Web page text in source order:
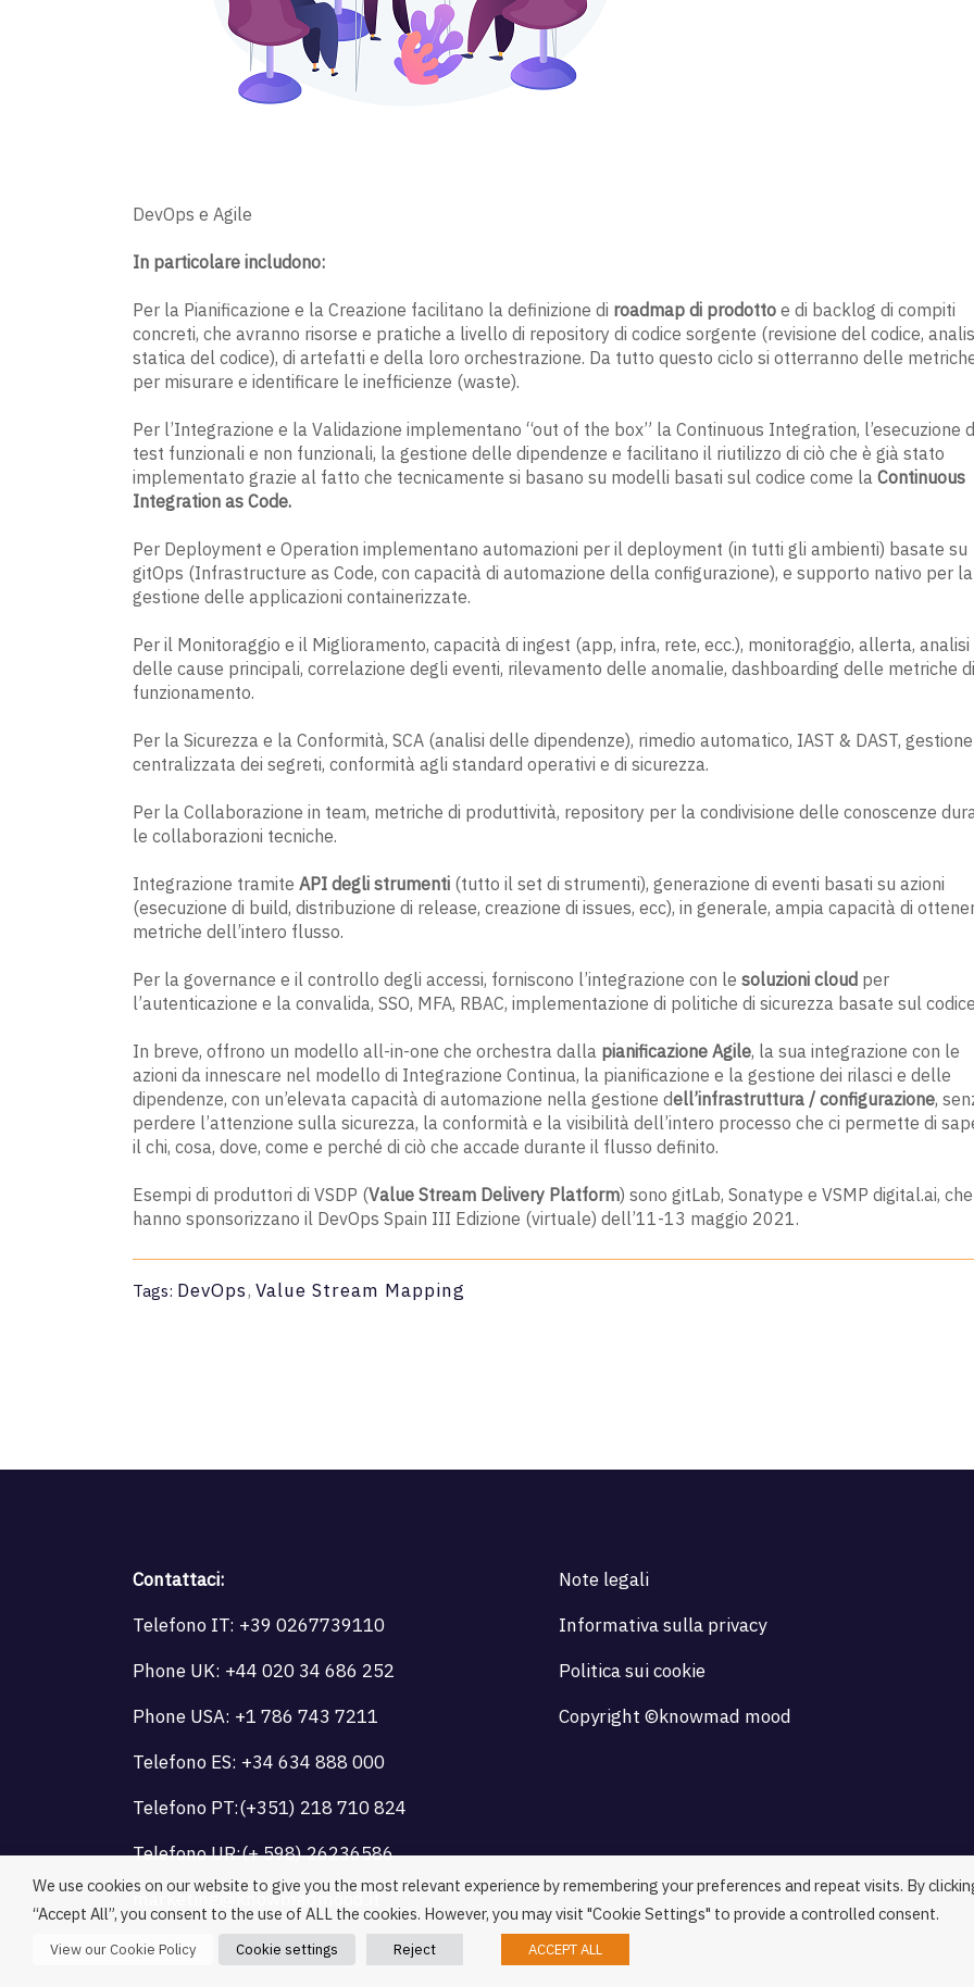
DevOps e Agile
In particolare includono:
Per la Pianificazione e la Creazione facilitano la definizione di roadmap di prodotto e di backlog di compiti
concreti, che avranno risorse e pratiche a livello di repository di codice sorgente (revisione del codice,
statica del codice), di artefatti e della loro orchestrazione. Da tutto questo ciclo si otterranno delle
per misurare e identificare le inefficienze (waste).
Per l’Integrazione e la Validazione implementano “out of the box” la Continuous Integration, l’esecuzione
test funzionali e non funzionali, la gestione delle dipendenze e facilitano il riutilizzo di ciò che è già stato
implementato grazie al fatto che tecnicamente si basano su modelli basati sul codice come la Continuous
Integration as Code.
Per Deployment e Operation implementano automazioni per il deployment (in tutti gli ambienti) basate su
gitOps (Infrastructure as Code, con capacità di automazione della configurazione), e supporto nativo per la
gestione delle applicazioni containerizzate.
Per il Monitoraggio e il Miglioramento, capacità di ingest (app, infra, rete, ecc.), monitoraggio, allerta, analisi
delle cause principali, correlazione degli eventi, rilevamento delle anomalie, dashboarding delle metriche di
funzionamento.
Per la Sicurezza e la Conformità, SCA (analisi delle dipendenze), rimedio automatico, IAST & DAST, gestione
centralizzata dei segreti, conformità agli standard operativi e di sicurezza.
Per la Collaborazione in team, metriche di produttività, repository per la condivisione delle conoscenze
le collaborazioni tecniche.
Integrazione tramite API degli strumenti (tutto il set di strumenti), generazione di eventi basati su azioni
(esecuzione di build, distribuzione di release, creazione di issues, ecc), in generale, ampia capacità di
metriche dell’intero flusso.
Per la governance e il controllo degli accessi, forniscono l’integrazione con le soluzioni cloud per
l’autenticazione e la convalida, SSO, MFA, RBAC, implementazione di politiche di sicurezza basate sul
In breve, offrono un modello all-in-one che orchestra dalla pianificazione Agile, la sua integrazione con le
azioni da innescare nel modello di Integrazione Continua, la pianificazione e la gestione dei rilasci e delle
dipendenze, con un’elevata capacità di automazione nella gestione dell’infrastruttura / configurazione,
perdere l’attenzione sulla sicurezza, la conformità e la visibilità dell’intero processo che ci permette di
il chi, cosa, dove, come e perché di ciò che accade durante il flusso definito.
Esempi di produttori di VSDP (Value Stream Delivery Platform) sono gitLab, Sonatype e VSMP digital.ai, che
hanno sponsorizzano il DevOps Spain III Edizione (virtuale) dell’11-13 maggio 2021.
Tags: DevOps, Value Stream Mapping
Contattaci:
Telefono IT: +39 0267739110
Phone UK: +44 020 34 686 252
Phone USA: +1 786 743 7211
Telefono ES: +34 634 888 000
Telefono PT:(+351) 218 710 824
Telefono UR:(+ 598) 26236586
marketing@knowmadmood.it
Note legali
Informativa sulla privacy
Politica sui cookie
Copyright ©knowmad mood
We use cookies on our website to give you the most relevant experience by remembering your preferences and repeat visits. By
“Accept All”, you consent to the use of ALL the cookies. However, you may visit "Cookie Settings" to provide a controlled consent.
View our Cookie Policy Cookie settings Reject ACCEPT ALL